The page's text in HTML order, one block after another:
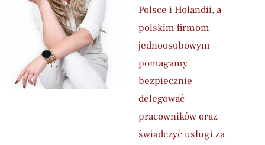
Polsce i Holandii, a
polskim firmom
jednoosobowym
pomagamy
bezpiecznie
delegować
pracowników oraz
świadczyć usługi za